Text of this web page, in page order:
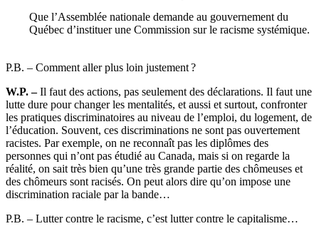
Que l’Assemblée nationale demande au gouvernement du
Québec d’instituer une Commission sur le racisme systémique.
P.B. – Comment aller plus loin justement ?
W.P. –Il faut des actions, pas seulement des déclarations. Il faut une
lutte dure pour changer les mentalités, et aussi et surtout, confronter
les pratiques discriminatoires au niveau de l’emploi, du logement, de
l’éducation. Souvent, ces discriminations ne sont pas ouvertement
racistes. Par exemple, on ne reconnaît pas les diplômes des
personnes qui n’ont pas étudié au Canada, mais si on regarde la
réalité, on sait très bien qu’une très grande partie des chômeuses et
des chômeurs sont racisés. On peut alors dire qu’on impose une
discrimination raciale par la bande…
P.B. – Lutter contre le racisme, c’est lutter contre le capitalisme…